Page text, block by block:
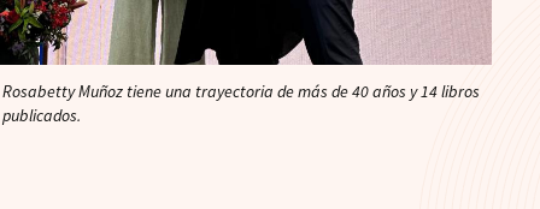
Rosabetty Muñoz tiene una trayectoria de más de 40 años y 14 libros
publicados.